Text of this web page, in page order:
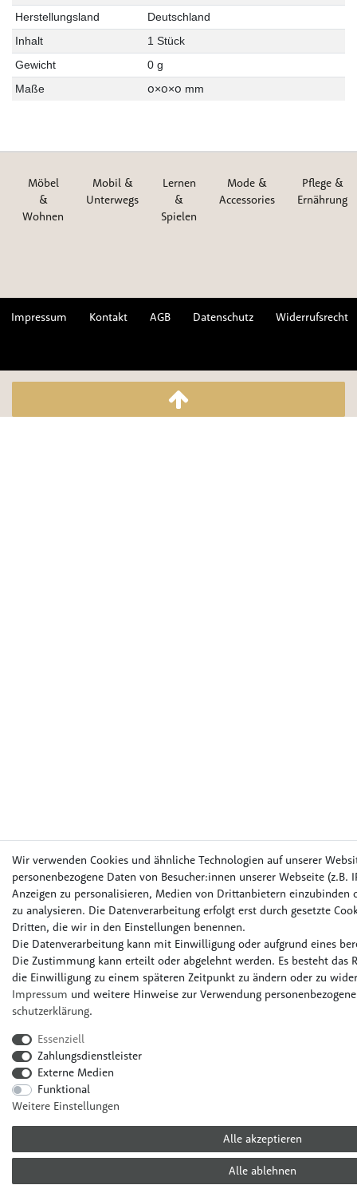
Herstellungsland
Deutschland
Inhalt
1 Stück
Gewicht
0 g
Maße
0×0×0 mm
Möbel
&
Wohnen
Mobil &
Unterwegs
Lernen
&
Spielen
Mode &
Accessories
Pflege &
Ernährung
Impressum Kontakt AGB Datenschutz Widerrufsrecht
Wir verwenden Cookies und ähnliche Technologien auf unserer
personenbezogene Daten von Besucher:innen unserer Webseite (z.B.
Anzeigen zu personalisieren, Medien von Drittanbietern einzubinden
zu analysieren. Die Datenverarbeitung erfolgt erst durch gesetzte
Dritten, die wir in den Einstellungen benennen.
Die Datenverarbeitung kann mit Einwilligung oder aufgrund eines
Die Zustimmung kann erteilt oder abgelehnt werden. Es besteht das
die Einwilligung zu einem späteren Zeitpunkt zu ändern oder zu
Impressum und weitere Hinweise zur Verwendung
schutz­erklärung.
Essenziell
Zahlungsdienstleister
Externe Medien
Funktional
Weitere Einstellungen
Alle akzeptieren
Alle ablehnen